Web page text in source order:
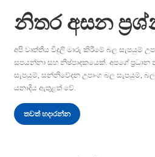
නිතර අසන
අපි වෘත්තීය විදුලි මාරු කිරීමේ බල සැපයුම්
සපයන්නා සහ නිෂ්පාදකයෙක්. අපගේ ප්‍රධාන
සැපයුම්, සන්නිවේදන උපාංග බල සැපයුම්,
යනාදිය ඇතුළත් වේ.
තවත් හදාරන්න